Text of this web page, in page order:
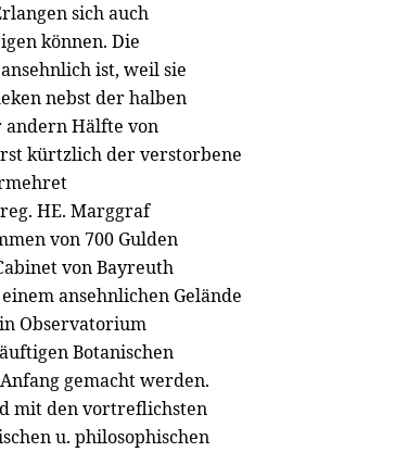
sich auch
können. Die
ist, weil sie
nebst der halben
Hälfte von
kürtzlich der verstorbene
HE. Marggraf
von 700 Gulden
von Bayreuth
ansehnlichen Gelände
Observatorium
Botanischen
gemacht werden.
mit den vortreflichsten
u. philosophischen